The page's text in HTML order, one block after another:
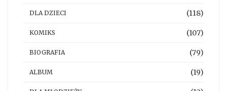
DLA DZIECI (118)
KOMIKS (107)
BIOGRAFIA (79)
ALBUM (19)